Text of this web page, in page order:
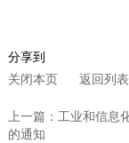
分享到
关闭本页
返回列表
上一篇：工业和信
的通知